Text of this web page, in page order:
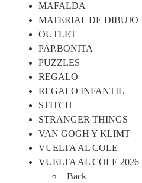
MAFALDA
MATERIAL DE DIBUJO
OUTLET
PAP.BONITA
PUZZLES
REGALO
REGALO INFANTIL
STITCH
STRANGER THINGS
VAN GOGH Y KLIMT
VUELTA AL COLE
VUELTA AL COLE 2026
Back